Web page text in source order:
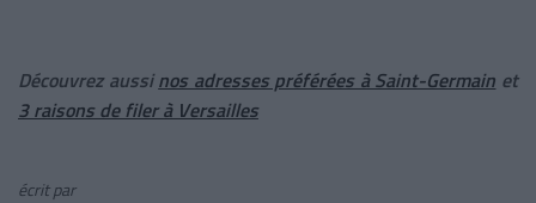
Découvrez aussinos adresses préférées à Saint-Germain et
3 raisons de filer à Versailles
écrit par